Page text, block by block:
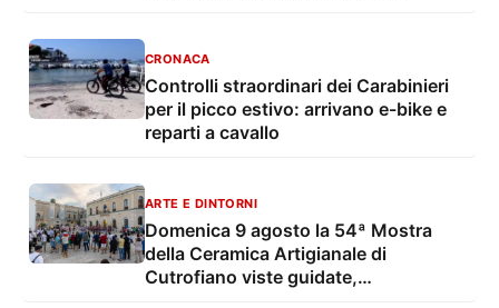
CRONACA
Controlli straordinari dei Carabinieri
per il picco estivo: arrivano e-bike e
reparti a cavallo
ARTE E DINTORNI
Domenica 9 agosto la 54ª Mostra
della Ceramica Artigianale di
Cutrofiano viste guidate,